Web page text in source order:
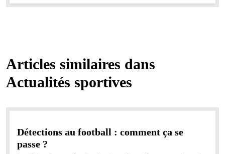
Articles similaires dans
Actualités sportives
Détections au football : comment ça se
passe ?